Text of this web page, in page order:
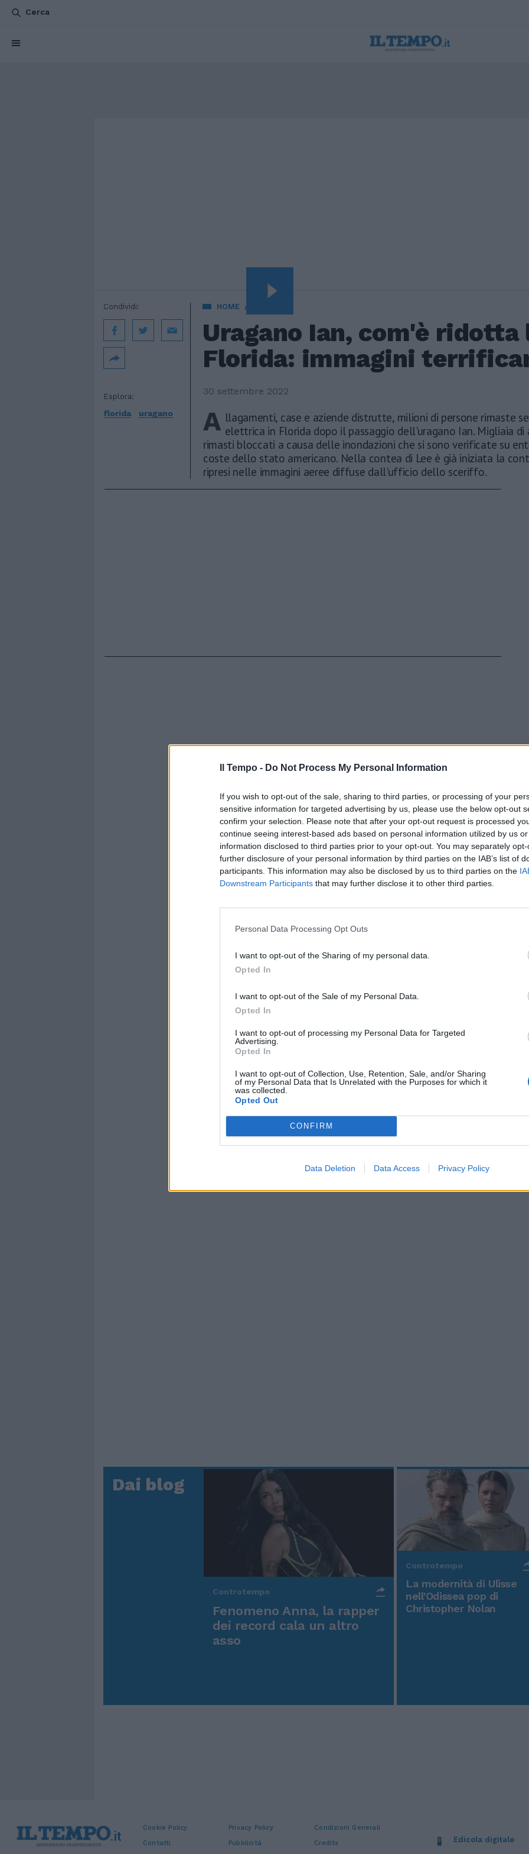
Il Tempo - Do Not Process My Personal Information
If you wish to opt-out of the sale, sharing to third parties, or processing of your
sensitive information for targeted advertising by us, please use the below opt-out
confirm your selection. Please note that after your opt-out request is processed
continue seeing interest-based ads based on personal information utilized by us
information disclosed to third parties prior to your opt-out. You may separately
further disclosure of your personal information by third parties on the IAB’s list of
participants. This information may also be disclosed by us to third parties on the
Downstream Participants that may further disclose it to other third parties.
Personal Data Processing Opt Outs
I want to opt-out of the Sharing of my personal data.
Opted In
I want to opt-out of the Sale of my Personal Data.
Opted In
I want to opt-out of processing my Personal Data for Targeted
Advertising.
Opted In
I want to opt-out of Collection, Use, Retention, Sale, and/or Sharing
of my Personal Data that Is Unrelated with the Purposes for which it
was collected.
Opted Out
CONFIRM
Data Deletion Data Access Privacy Policy
Cerca
HOME
Uragano Ian, com'è ridotta
Florida: immagini
30 settembre 2022
Esplora:
florida uragano
Condividi:
A llagamenti, case e aziende distrutte, milioni di persone rimaste
elettrica in Florida dopo il passaggio dell'uragano Ian. Migliaia
rimasti bloccati a causa delle inondazioni che si sono verificate su
coste dello stato americano. Nella contea di Lee è già iniziata la
ripresi nelle immagini aeree diffuse dall'ufficio dello sceriffo.
In
Trump, Meloni e la strategia
americana
Dai blog
Controtempo
Fenomeno Anna, la rapper
dei record cala un altro
asso
Controtempo
La modernità di Ulisse
nell'Odissea pop di
Christopher Nolan
Cookie Policy Privacy Policy
Condizioni Generali
Contatti
Pubblicità Credits Edicola digitale